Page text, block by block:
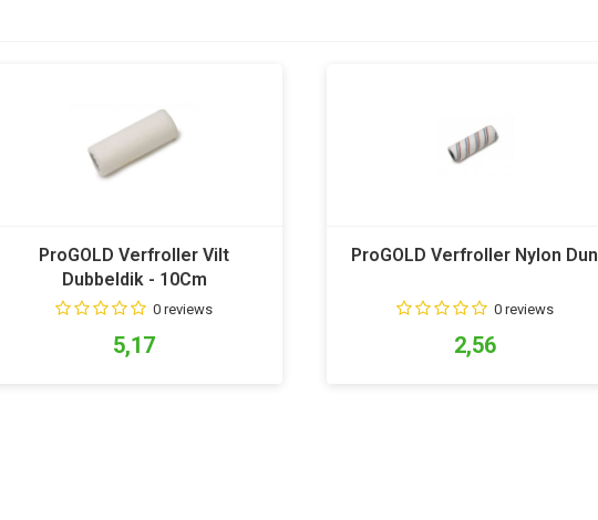
ProGOLD Verfroller Vilt
Dubbeldik - 10Cm
0 reviews
5,17
ProGOLD Verfroller Nylon Dun
0 reviews
2,56